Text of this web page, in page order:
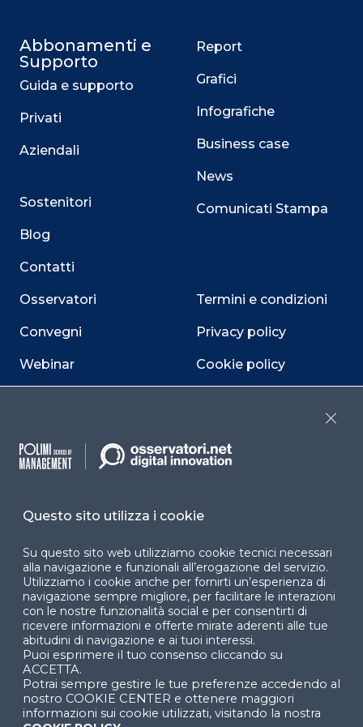
Abbonamenti e
Supporto
Guida e supporto
Privati
Aziendali
Sostenitori
Blog
Contatti
Osservatori
Convegni
Webinar
Report
Grafici
Infografiche
Business case
News
Comunicati Stampa
Termini e condizioni
Privacy policy
Cookie policy
accessibilità
Facebook LinkedIn
YouTube X
Questo sito utilizza i cookie
Su questo sito web utilizziamo cookie tecnici necessari
alla navigazione e funzionali all’erogazione del servizio.
Utilizziamo i cookie anche per fornirti un’esperienza di
navigazione sempre migliore, per facilitare le interazioni
con le nostre funzionalità social e per consentirti di
ricevere informazioni e offerte mirate aderenti alle tue
abitudini di navigazione e ai tuoi interessi.
Puoi esprimere il tuo consenso cliccando su
ACCETTA.
Potrai sempre gestire le tue preferenze accedendo al
nostro COOKIE CENTER e ottenere maggiori
informazioni sui cookie utilizzati, visitando la nostra